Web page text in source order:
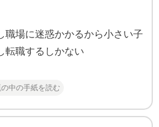
職場に迷惑かかるから小さい子
転職するしかない
中の手紙を読む